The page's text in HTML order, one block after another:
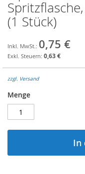
der
Bildgalerie
springen
(1 Stück)
0,75 €
0,63 €
zzgl. Versand
Menge
In